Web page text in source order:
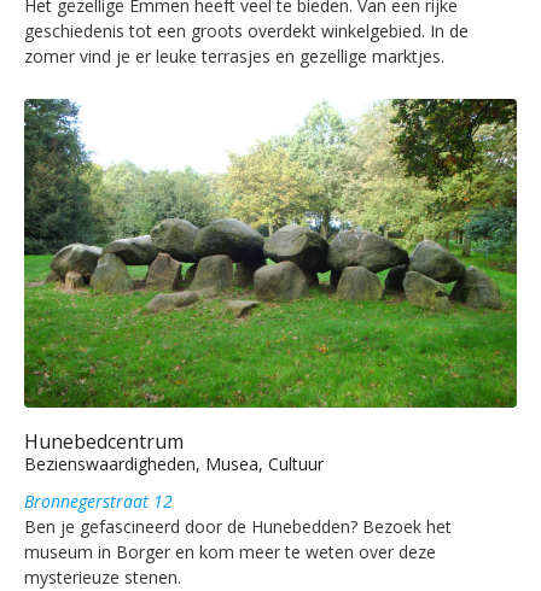
Het gezellige Emmen heeft veel te bieden. Van een rijke
geschiedenis tot een groots overdekt winkelgebied. In de
zomer vind je er leuke terrasjes en gezellige marktjes.
Hunebedcentrum
Bezienswaardigheden, Musea, Cultuur
Bronnegerstraat 12
Ben je gefascineerd door de Hunebedden? Bezoek het
museum in Borger en kom meer te weten over deze
mysterieuze stenen.